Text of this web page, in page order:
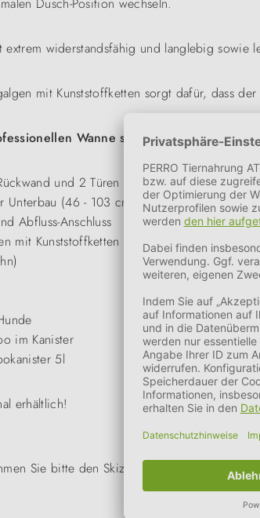
extrem widerstandsfähig und langlebig sowie
mit Kunststoffketten sorgt dafür, dass
Wanne sind enthalten:
und 2 Türen
Unterbau (46 - 103 cm mit Fußschalter)
Abfluss-Anschluss
mit Kunststoffketten (1x 2m, 1x 1,5m)
im Kanister
5l
erhältlich!
Sie bitte den Skizzen in der Bildergalerie!